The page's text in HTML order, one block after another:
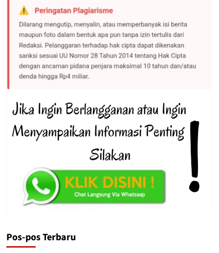
Pos-pos Terbaru